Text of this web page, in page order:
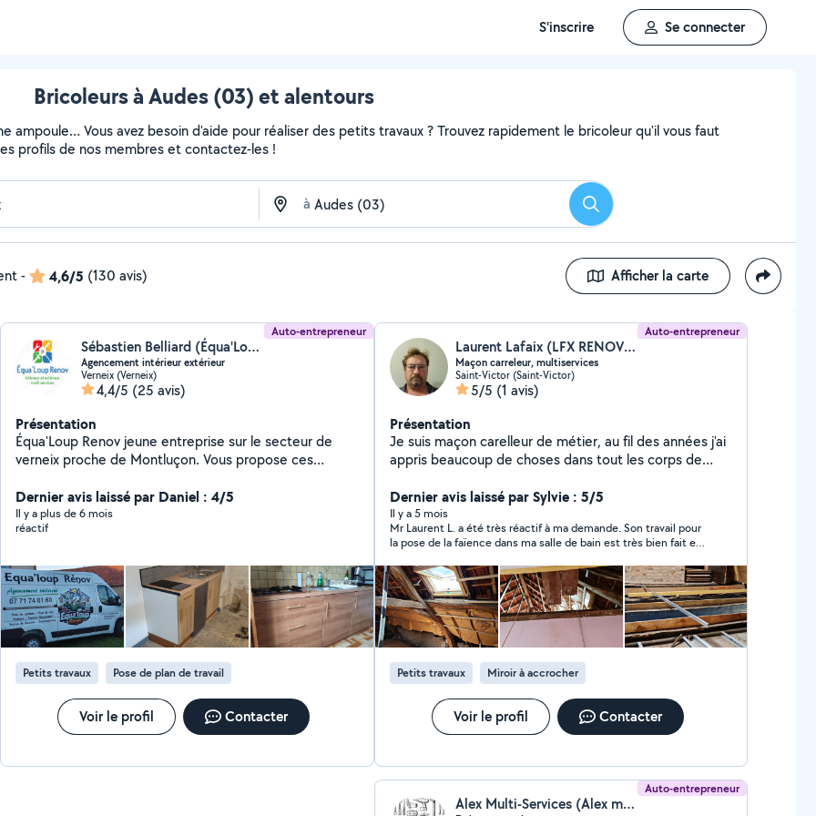
S'inscrire Se connecter
Bricoleurs à Audes (03) et alentours
ampoule… Vous avez besoin d'aide pour réaliser des petits travaux ? Trouvez rapidement le bricoleur qu'il vous faut
profils de nos membres et contactez-les !
à Rechercher
- 4,6/5 (130 avis) Afficher la carte
Auto-entrepreneur
Sébastien Belliard (Équa'Loup Renov)
Agencement intérieur extérieur
Verneix (Verneix)
4,4/5 (25 avis)
Présentation
Équa'Loup Renov jeune entreprise sur le secteur de
verneix proche de Montluçon. Vous propose ces
z , des travaux d'intérieur possible de travailler avec
une décoratrice d'intérieur nous vous proposons un
service sérieux et efficace. Et différents d'autre travaux
Dernier avis laissé par Daniel : 4/5
Il y a plus de 6 mois
réactif
Petits travaux Pose de plan de travail
Voir le profil Contacter
Auto-entrepreneur
Laurent Lafaix (LFX RENOV 03)
Maçon carreleur, multiservices
Saint-Victor (Saint-Victor)
5/5 (1 avis)
Présentation
Je suis maçon carelleur de métier, au fil des années j'ai
appris beaucoup de choses dans tout les corps de
Dernier avis laissé par Sylvie : 5/5
Il y a 5 mois
Mr Laurent L. a été très réactif à ma demande. Son travail pour
la pose de la faïence dans ma salle de bain est très bien fait et
Si besoin je referais appelle à Mr Laurent L. en qui j'ai eu toute
confiance lui ayant laissé mes clés pour travailler pendant mes
vacances et ayant retrouvé une maison parfaitement propre à
mon retour, l'envoie de sa part tous les soirs de photos pour
suivre l'avancé de mes travaux c'est top. Donc je le
recommande fortement personne sérieuse, ponctuelle,
discrète, a l'écoute et sait faire différent travaux pas que de la
faïence.
Petits travaux Miroir à accrocher
Voir le profil Contacter
Auto-entrepreneur
Alex Multi-Services (Alex multi-services)